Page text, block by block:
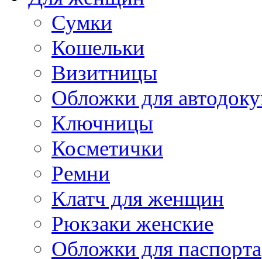
Сумки
Кошельки
Визитницы
Обложки для
Ключницы
Косметички
Ремни
Клатч для женщин
Рюкзаки женские
Обложки для паспорта